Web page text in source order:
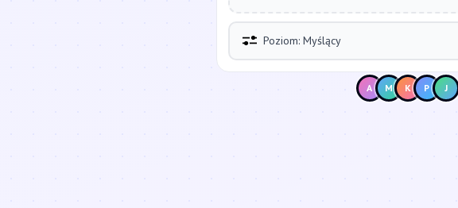
Poziom: Myślący
A M K P J